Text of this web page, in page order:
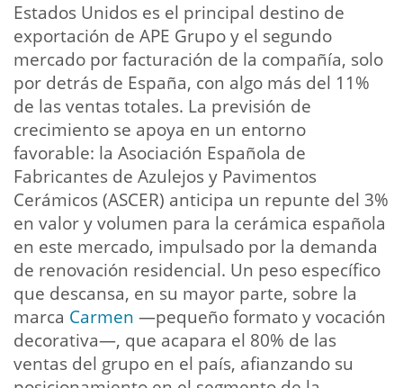
Estados Unidos es el principal destino de
exportación de APE Grupo y el segundo
mercado por facturación de la compañía, solo
por detrás de España, con algo más del 11%
de las ventas totales. La previsión de
crecimiento se apoya en un entorno
favorable: la Asociación Española de
Fabricantes de Azulejos y Pavimentos
Cerámicos (ASCER) anticipa un repunte del 3%
en valor y volumen para la cerámica española
en este mercado, impulsado por la demanda
de renovación residencial. Un peso específico
que descansa, en su mayor parte, sobre la
marca Carmen —pequeño formato y vocación
decorativa—, que acapara el 80% de las
ventas del grupo en el país, afianzando su